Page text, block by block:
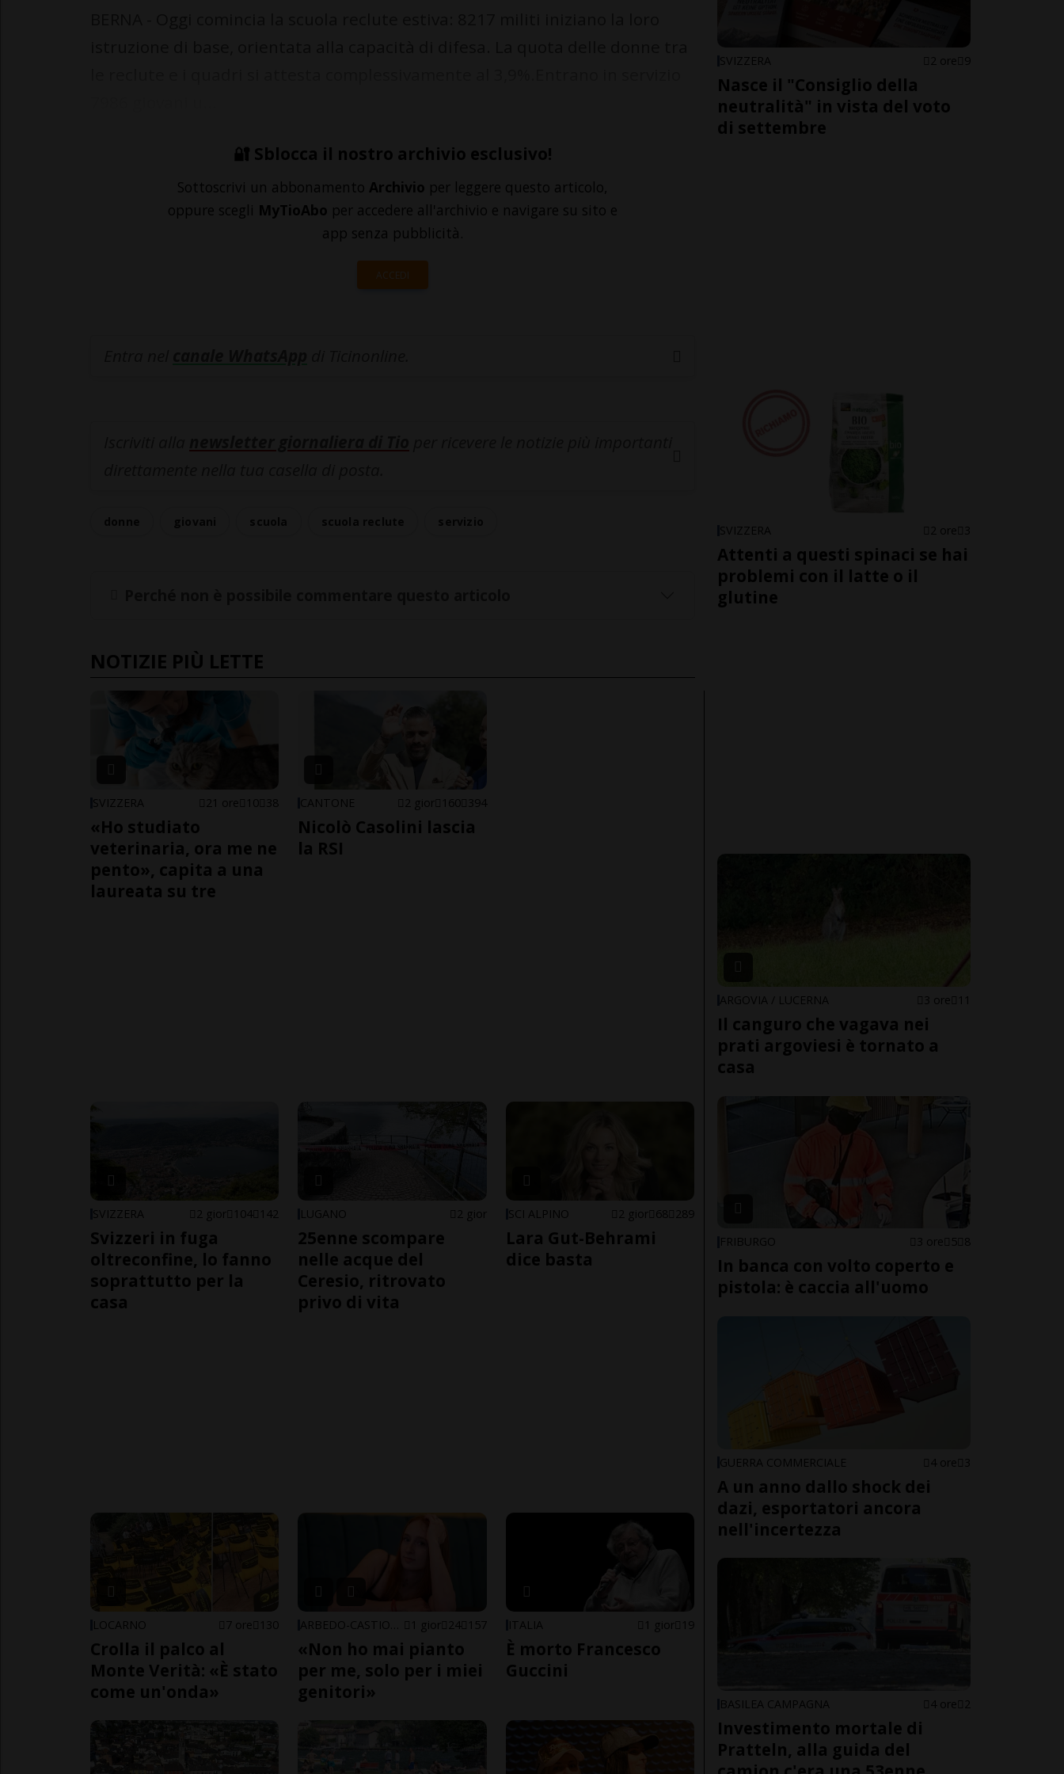
🔐 Sblocca il nostro archivio esclusivo!
Sottoscrivi un abbonamento Archivio per leggere questo articolo,
oppure scegli MyTioAbo per accedere all'archivio e navigare su sito e
app senza pubblicità.
ACCEDI
NOTIZIE PIÙ LETTE
SVIZZERA 21 ore 10 38
«Ho studiato
veterinaria, ora me ne
pento», capita a una
laureata su tre
CANTONE 2 gior 160 394
Nicolò Casolini lascia
la RSI
SVIZZERA 2 gior 104 142
Svizzeri in fuga
oltreconfine, lo fanno
soprattutto per la
casa
LUGANO 2 gior
25enne scompare
nelle acque del
Ceresio, ritrovato
privo di vita
SCI ALPINO 2 gior 68 289
Lara Gut-Behrami
dice basta
LOCARNO 7 ore 130
Crolla il palco al
Monte Verità: «È stato
come un'onda»
1 gior 24 157
«Non ho mai pianto
per me, solo per i miei
genitori»
ITALIA 1 gior 19
È morto Francesco
Guccini
SVIZZERA 2 ore 9
Nasce il "Consiglio della
neutralità" in vista del voto
di settembre
SVIZZERA 2 ore 3
Attenti a questi spinaci se hai
problemi con il latte o il
glutine
ARGOVIA / LUCERNA 3 ore 11
Il canguro che vagava nei
prati argoviesi è tornato a
casa
FRIBURGO 3 ore 5 8
In banca con volto coperto e
pistola: è caccia all'uomo
GUERRA COMMERCIALE 4 ore 3
A un anno dallo shock dei
dazi, esportatori ancora
nell'incertezza
BASILEA CAMPAGNA 4 ore 2
Investimento mortale di
Pratteln, alla guida del